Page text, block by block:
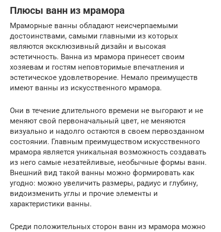
Плюсы ванн из мрамора
Мраморные ванны обладают неисчерпаемыми
достоинствами, самыми главными из которых
являются эксклюзивный дизайн и высокая
эстетичность. Ванна из мрамора принесет своим
хозяевам и гостям неповторимые впечатления и
эстетическое удовлетворение. Немало преимуществ
имеют ванны из искусственного мрамора.
Они в течение длительного времени не выгорают и не
меняют свой первоначальный цвет, не меняются
визуально и надолго остаются в своем первозданном
состоянии. Главным преимуществом искусственного
мрамора является уникальная возможность создавать
из него самые незатейливые, необычные формы ванн.
Внешний вид такой ванны можно формировать как
угодно: можно увеличить размеры, радиус и глубину,
видоизменить углы и прочие элементы и
характеристики ванны.
Среди положительных сторон ванн из мрамора можно